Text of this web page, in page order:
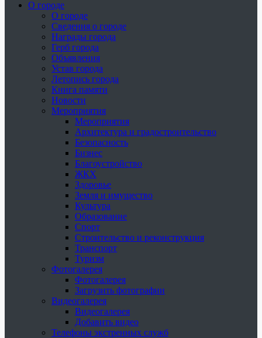
О городе
О городе
Сведения о городе
Награды города
Герб города
Объявления
Устав города
Летопись города
Книга памяти
Новости
Мероприятия
Мероприятия
Архитектура и градостроительство
Безопасность
Бизнес
Благоустройство
ЖКХ
Здоровье
Земля и имущество
Культура
Образование
Спорт
Строительство и реконструкция
Транспорт
Туризм
Фотогалерея
Фотогалерея
Загрузить фотографии
Видеогалерея
Видеогалерея
Добавить видео
Телефоны экстренных служб